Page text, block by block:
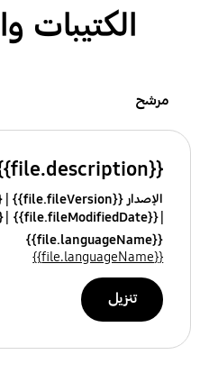
الكتيبات
مرشح
{{file.description}}
الإصدار {{file.fileVersion}}
{{file.fileModifiedDate}}
{{file.languageName}}
{{file.languageName}}
تنزيل